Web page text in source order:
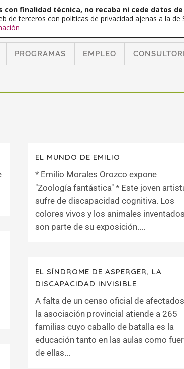
PROGRAMAS EMPLEO
EL MUNDO DE EMILIO
* Emilio Morales Orozco expone
"Zoología fantástica" * Este joven
sufre de discapacidad cognitiva. Los
colores vivos y los animales inventados
son parte de su exposición....
EL SÍNDROME DE ASPERGER, LA
DISCAPACIDAD INVISIBLE
A falta de un censo oficial de
la asociación provincial atiende a 265
familias cuyo caballo de batalla es la
educación tanto en las aulas como
de ellas...
finalidad técnica, no recaba ni cede datos
de terceros con políticas de privacidad ajenas a la